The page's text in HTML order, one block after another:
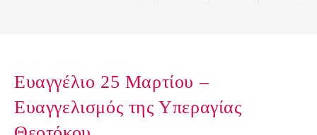
Ευαγγέλιο 25 Μαρτίου –
Ευαγγελισμός της Υπεραγίας